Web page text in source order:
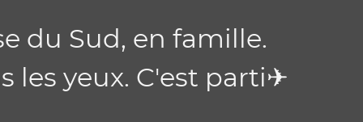
du Sud, en famille.
les yeux. C'est parti✈️